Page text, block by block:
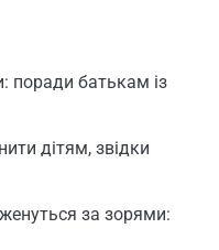
поради батькам із
дітям, звідки
женуться за зорями: